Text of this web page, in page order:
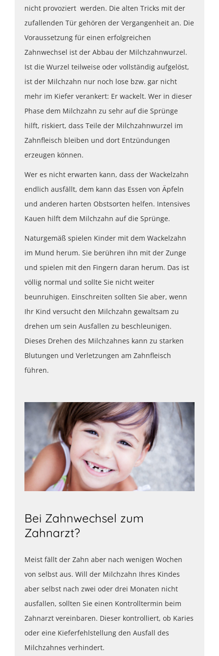
nicht provoziert werden. Die alten Tricks mit der
zufallenden Tür gehören der Vergangenheit an. Die
Voraussetzung für einen erfolgreichen
Zahnwechsel ist der Abbau der Milchzahnwurzel.
Ist die Wurzel teilweise oder vollständig aufgelöst,
ist der Milchzahn nur noch lose bzw. gar nicht
mehr im Kiefer verankert: Er wackelt. Wer in dieser
Phase dem Milchzahn zu sehr auf die Sprünge
hilft, riskiert, dass Teile der Milchzahnwurzel im
Zahnfleisch bleiben und dort Entzündungen
erzeugen können.
Wer es nicht erwarten kann, dass der Wackelzahn
endlich ausfällt, dem kann das Essen von Äpfeln
und anderen harten Obstsorten helfen. Intensives
Kauen hilft dem Milchzahn auf die Sprünge.
Naturgemäß spielen Kinder mit dem Wackelzahn
im Mund herum. Sie berühren ihn mit der Zunge
und spielen mit den Fingern daran herum. Das ist
völlig normal und sollte Sie nicht weiter
beunruhigen. Einschreiten sollten Sie aber, wenn
Ihr Kind versucht den Milchzahn gewaltsam zu
drehen um sein Ausfallen zu beschleunigen.
Dieses Drehen des Milchzahnes kann zu starken
Blutungen und Verletzungen am Zahnfleisch
führen.
Bei Zahnwechsel zum
Zahnarzt?
Meist fällt der Zahn aber nach wenigen Wochen
von selbst aus. Will der Milchzahn Ihres Kindes
aber selbst nach zwei oder drei Monaten nicht
ausfallen, sollten Sie einen Kontrolltermin beim
Zahnarzt vereinbaren. Dieser kontrolliert, ob Karies
oder eine Kieferfehlstellung den Ausfall des
Milchzahnes verhindert.